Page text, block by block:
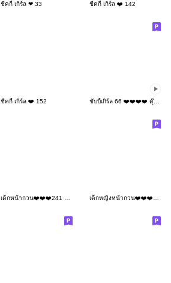
ชีคกี้ เกิร์ล ❤ 33 ชีคกี้ เกิร์ล ❤️ 142
ชีคกี้ เกิร์ล ❤️ 152 ชับบี้เกิร์ล 66 ❤️❤️❤️❤️ ดุ๊กดิ๊ก